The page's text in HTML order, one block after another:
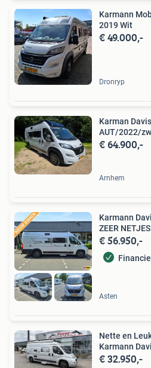
Karmann
2019 Wit
€ 49.000,-
Dronryp
Karman
AUT/2022/
€ 64.900,-
Arnhem
Karmann
ZEER NETJES
€ 56.950,-
Asten
Nette en
Karmann
€ 32.950,-